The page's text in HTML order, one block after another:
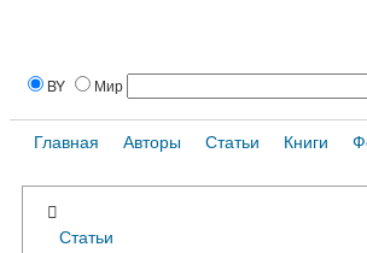
BY Мир
Главная Авторы Статьи Книги
Статьи